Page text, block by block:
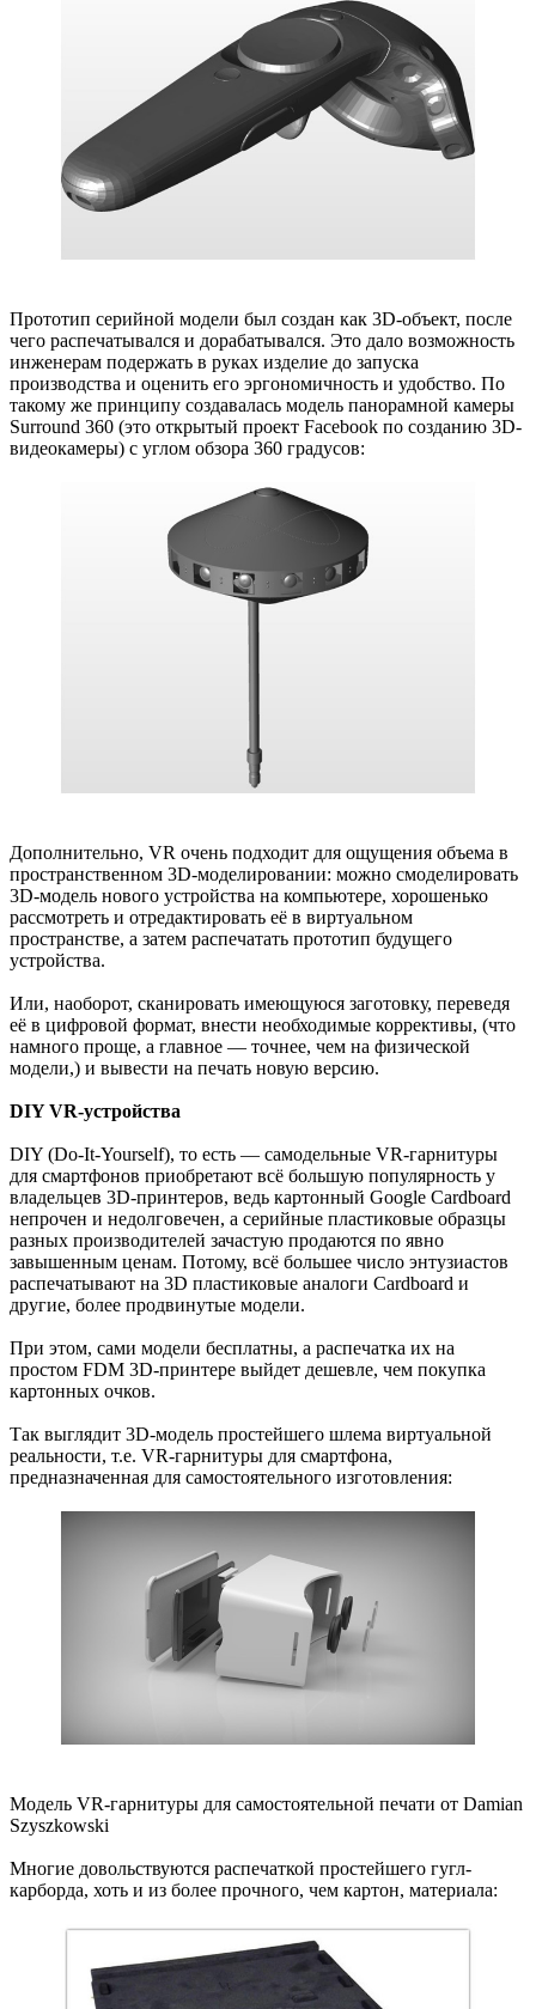
Прототип серийной модели был создан как 3D-объект, после
чего распечатывался и дорабатывался. Это дало возможность
инженерам подержать в руках изделие до запуска
производства и оценить его эргономичность и удобство. По
такому же принципу создавалась модель панорамной камеры
Surround 360 (это открытый проект Facebook по созданию 3D-
видеокамеры) с углом обзора 360 градусов:
Дополнительно, VR очень подходит для ощущения объема в
пространственном 3D-моделировании: можно смоделировать
3D-модель нового устройства на компьютере, хорошенько
рассмотреть и отредактировать её в виртуальном
пространстве, а затем распечатать прототип будущего
устройства.
Или, наоборот, сканировать имеющуюся заготовку, переведя
её в цифровой формат, внести необходимые коррективы, (что
намного проще, а главное — точнее, чем на физической
модели,) и вывести на печать новую версию.
DIY VR-устройства
DIY (Do-It-Yourself), то есть — самодельные VR-гарнитуры
для смартфонов приобретают всё большую популярность у
владельцев 3D-принтеров, ведь картонный Google Cardboard
непрочен и недолговечен, а серийные пластиковые образцы
разных производителей зачастую продаются по явно
завышенным ценам. Потому, всё большее число энтузиастов
распечатывают на 3D пластиковые аналоги Cardboard и
другие, более продвинутые модели.
При этом, сами модели бесплатны, а распечатка их на
простом FDM 3D-принтере выйдет дешевле, чем покупка
картонных очков.
Так выглядит 3D-модель простейшего шлема виртуальной
реальности, т.е. VR-гарнитуры для смартфона,
предназначенная для самостоятельного изготовления:
Модель VR-гарнитуры для самостоятельной печати от Damian
Szyszkowski
Многие довольствуются распечаткой простейшего гугл-
карборда, хоть и из более прочного, чем картон, материала: